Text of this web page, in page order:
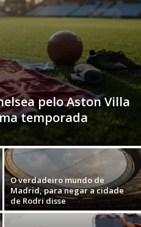
pelo Aston Villa
temporada
O verdadeiro mundo de
Madrid, para negar a cidade
de Rodri disse